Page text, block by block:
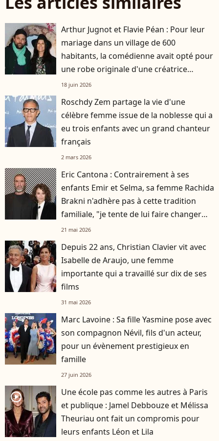
Arthur Jugnot et Flavie Péan : Pour leur
mariage dans un village de 600
habitants, la comédienne avait opté pour
une robe originale d'une créatrice
française
18 juin 2026
Roschdy Zem partage la vie d'une
célèbre femme issue de la noblesse qui a
eu trois enfants avec un grand chanteur
français
2 mars 2026
Eric Cantona : Contrairement à ses
enfants Emir et Selma, sa femme Rachida
Brakni n'adhère pas à cette tradition
familiale, "je tente de lui faire changer
d'avis"
21 mai 2026
Depuis 22 ans, Christian Clavier vit avec
Isabelle de Araujo, une femme
importante qui a travaillé sur dix de ses
films
31 mai 2026
Marc Lavoine : Sa fille Yasmine pose avec
son compagnon Névil, fils d'un acteur,
pour un évènement prestigieux en
famille
27 juin 2026
player2
Une école pas comme les autres à Paris
et publique : Jamel Debbouze et Mélissa
Theuriau ont fait un compromis pour
leurs enfants Léon et Lila